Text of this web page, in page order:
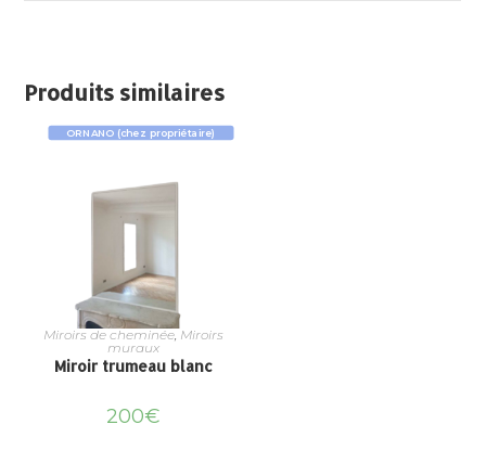
Produits similaires
ORNANO (chez propriétaire)
Miroirs de cheminée,Miroirs
muraux
Miroir trumeau blanc
200€